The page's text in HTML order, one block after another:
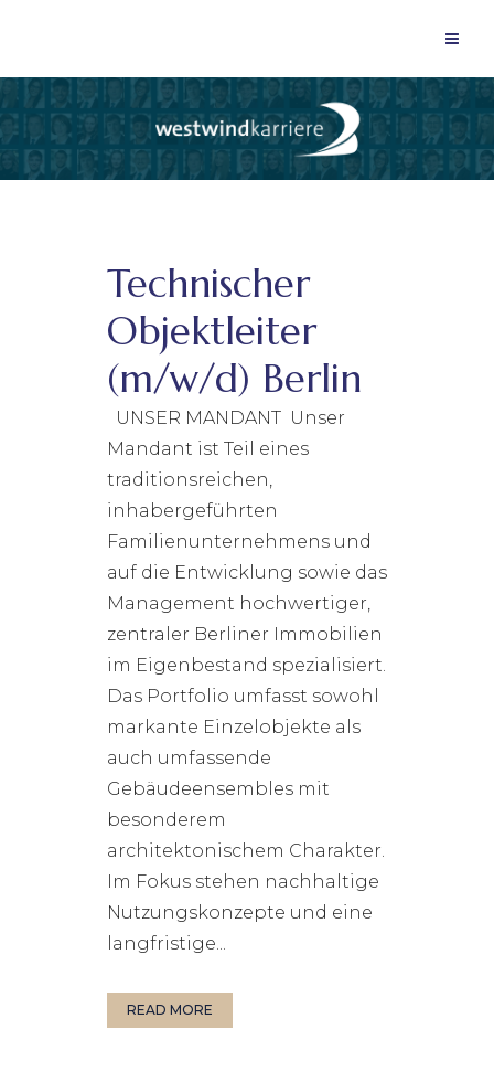
Technischer
Objektleiter
(m/w/d) Berlin
UNSER MANDANT Unser
Mandant ist Teil eines
traditionsreichen,
inhabergeführten
Familienunternehmens und
auf die Entwicklung sowie das
Management hochwertiger,
zentraler Berliner Immobilien
im Eigenbestand spezialisiert.
Das Portfolio umfasst sowohl
markante Einzelobjekte als
auch umfassende
Gebäudeensembles mit
besonderem
architektonischem Charakter.
Im Fokus stehen nachhaltige
Nutzungskonzepte und eine
langfristige...
READ MORE